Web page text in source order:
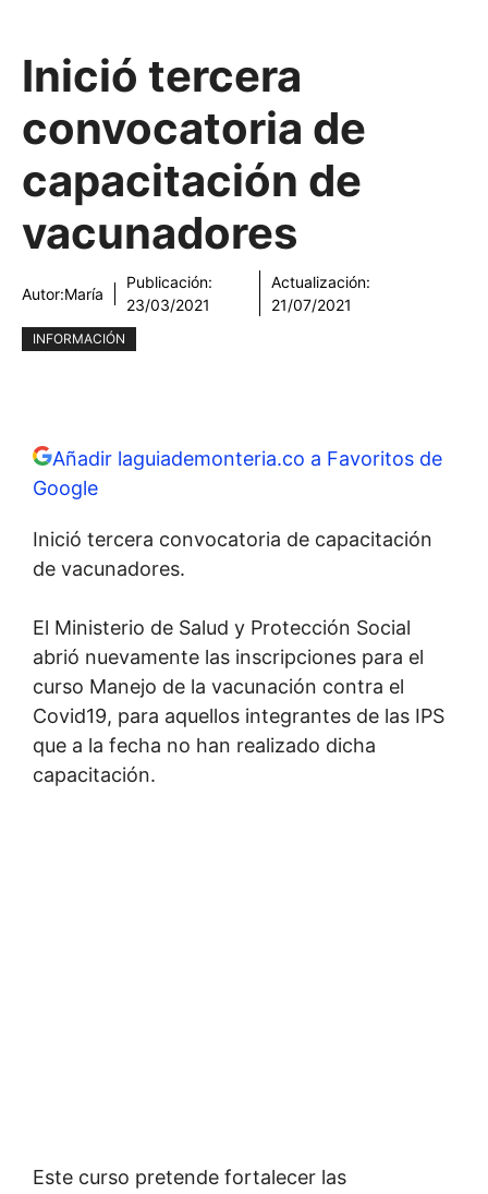
Inició tercera
convocatoria de
capacitación de
vacunadores
Autor:María
Publicación:
23/03/2021
Actualización:
21/07/2021
INFORMACIÓN
Añadir laguiademonteria.co a Favoritos de
Google
Inició tercera convocatoria de capacitación
de vacunadores.
El Ministerio de Salud y Protección Social
abrió nuevamente las inscripciones para el
curso Manejo de la vacunación contra el
Covid19, para aquellos integrantes de las IPS
que a la fecha no han realizado dicha
capacitación.
Este curso pretende fortalecer las